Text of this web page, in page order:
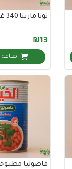
تونا مارينا 340 غم
₪13
اضافة